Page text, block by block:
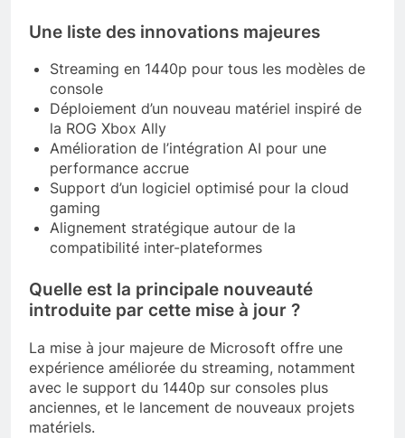
Une liste des innovations majeures
Streaming en 1440p pour tous les modèles de
console
Déploiement d’un nouveau matériel inspiré de
la ROG Xbox Ally
Amélioration de l’intégration AI pour une
performance accrue
Support d’un logiciel optimisé pour la cloud
gaming
Alignement stratégique autour de la
compatibilité inter-plateformes
Quelle est la principale nouveauté
introduite par cette mise à jour ?
La mise à jour majeure de Microsoft offre une
expérience améliorée du streaming, notamment
avec le support du 1440p sur consoles plus
anciennes, et le lancement de nouveaux projets
matériels.